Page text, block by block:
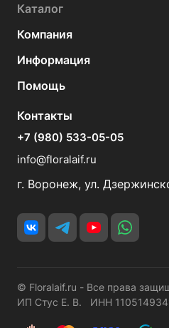
Каталог
Компания
Информация
Помощь
Контакты
+7 (980) 533-05-05
info@floralaif.ru
г. Воронеж, ул.
© Floralaif.ru - Все права
ИП Стус Е. В. ИНН